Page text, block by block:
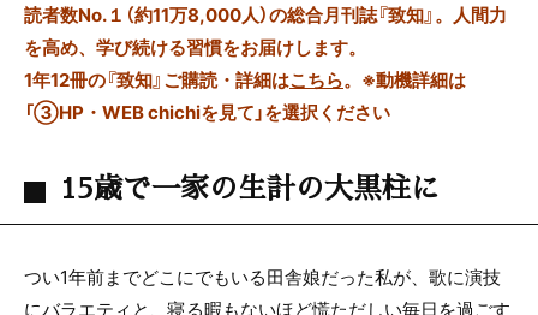
読者数No.１（約11万8,000人）の総合月刊誌『致知』。人間力
を高め、学び続ける習慣をお届けします。
1年12冊の『致知』ご購読・詳細はこちら。 ※動機詳細は
「③HP・WEB chichiを見て」を選択ください
15歳で一家の生計の大黒柱に
つい1年前までどこにでもいる田舎娘だった私が、歌に演技
にバラエティと、寝る暇もないほど慌ただしい毎日を過ごす